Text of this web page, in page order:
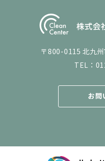
〒800-0115 北九
TEL：
お問